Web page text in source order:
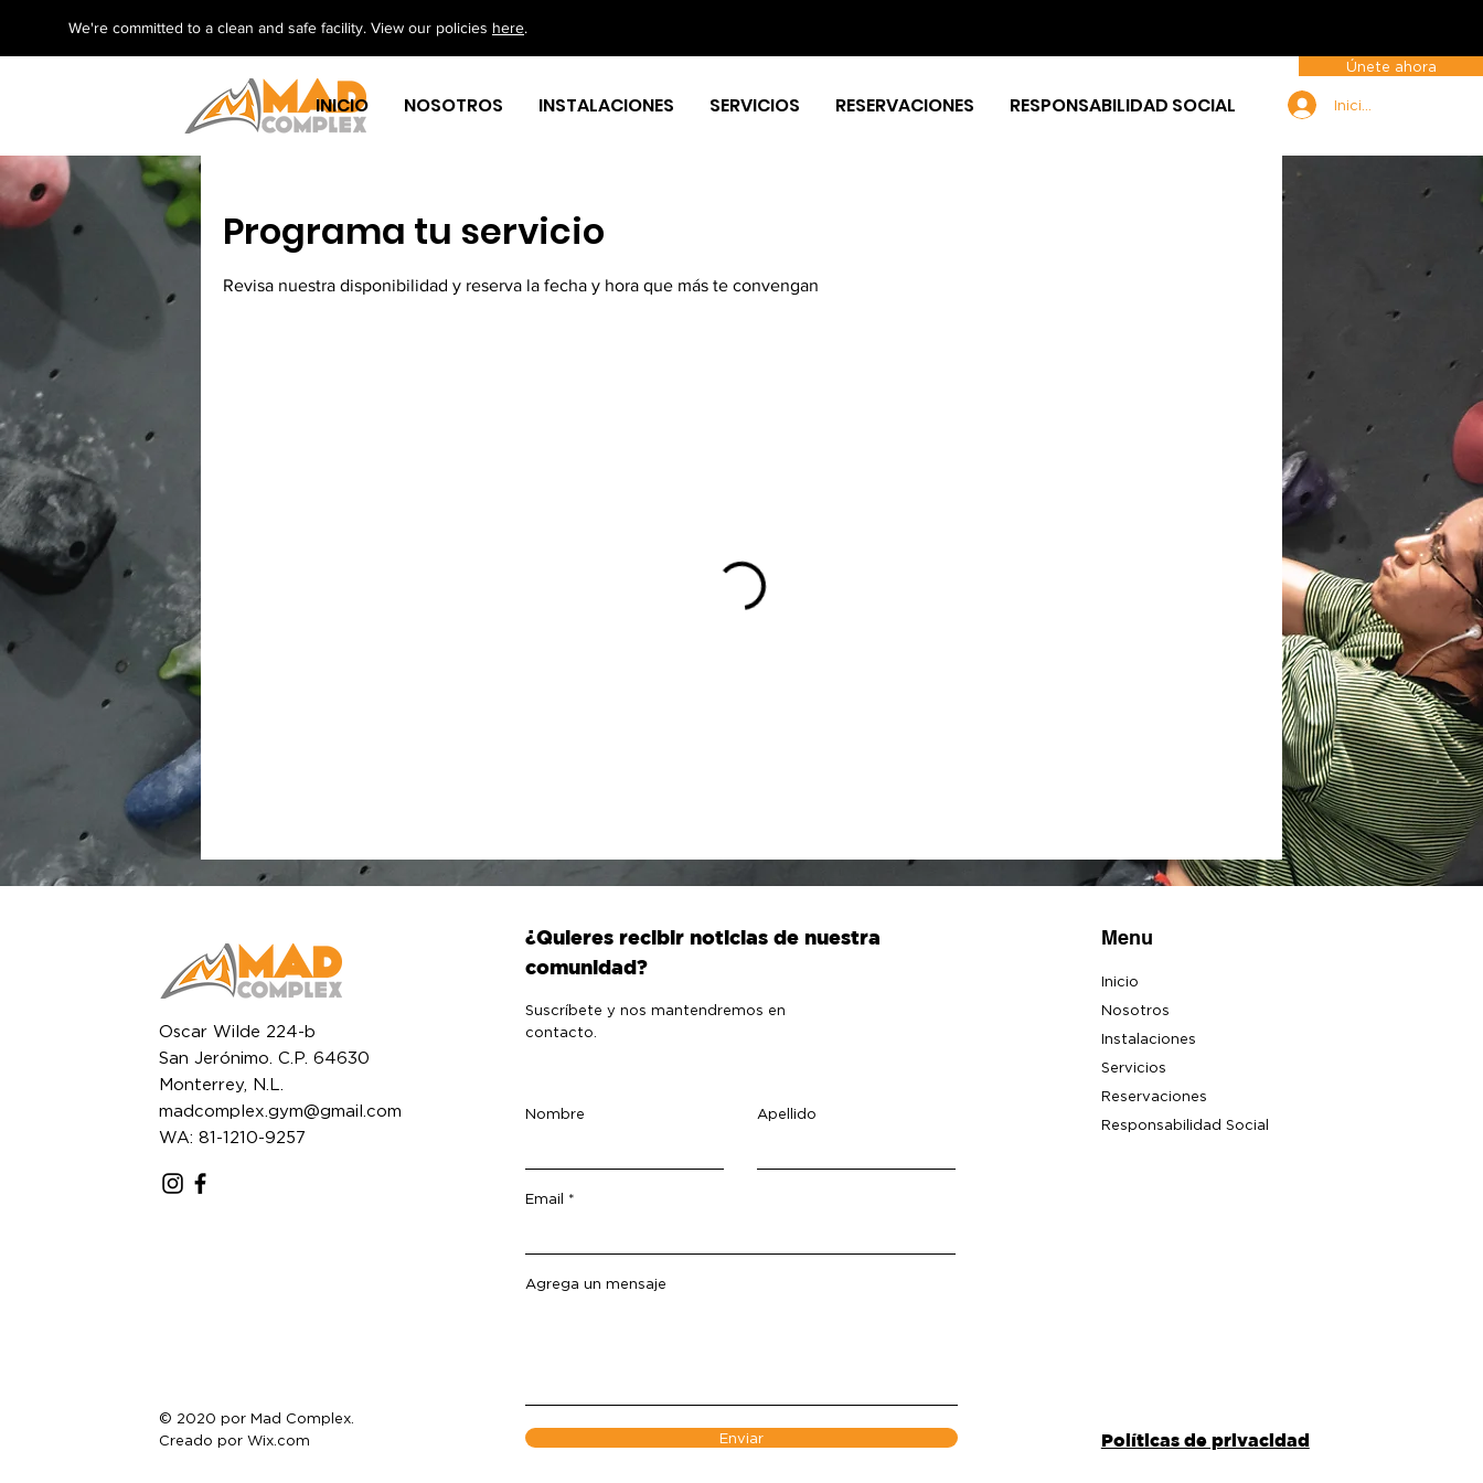
We're committed to a clean and safe facility. View our policies here.
INICIO NOSOTROS INSTALACIONES SERVICIOS RESERVACIONES RESPONSABILIDAD SOCIAL Iniciar sesión
Únete ahora
Programa tu servicio
Revisa nuestra disponibilidad y reserva la fecha y hora que más te convengan
Oscar Wilde 224-b
San Jerónimo. C.P. 64630
Monterrey, N.L.
madcomplex.gym@gmail.com
WA: 81-1210-9257
© 2020 por Mad Complex.
Creado porWix.com
¿Quieres recibir noticias de nuestra
comunidad?
Suscríbete y nos mantendremos en
contacto.
Nombre Apellido
Email
Agrega un mensaje
Enviar
Menu
Inicio
Nosotros
Instalaciones
Servicios
Reservaciones
Responsabilidad Social
Políticas de privacidad